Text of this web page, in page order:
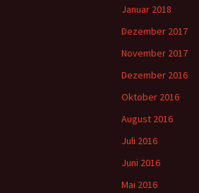
Januar 2018
Dezember 2017
November 2017
Dezember 2016
Oktober 2016
August 2016
Juli 2016
Juni 2016
Mai 2016